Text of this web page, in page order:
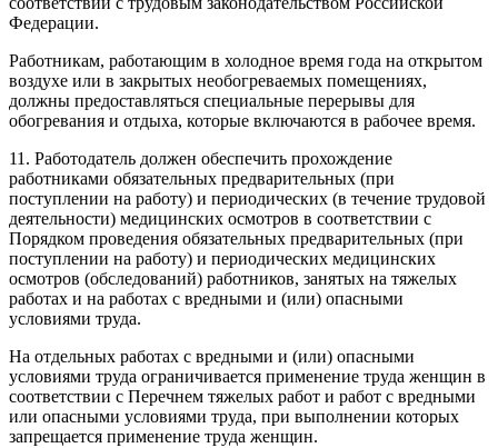
Федерации.
Работникам, работающим в холодное время года на открытом
воздухе или в закрытых необогреваемых помещениях,
должны предоставляться специальные перерывы для
обогревания и отдыха, которые включаются в рабочее время.
11. Работодатель должен обеспечить прохождение
работниками обязательных предварительных (при
поступлении на работу) и периодических (в течение трудовой
деятельности) медицинских осмотров в соответствии с
Порядком проведения обязательных предварительных (при
поступлении на работу) и периодических медицинских
осмотров (обследований) работников, занятых на тяжелых
работах и на работах с вредными и (или) опасными
условиями труда.
На отдельных работах с вредными и (или) опасными
условиями труда ограничивается применение труда женщин в
соответствии с Перечнем тяжелых работ и работ с вредными
или опасными условиями труда, при выполнении которых
запрещается применение труда женщин.